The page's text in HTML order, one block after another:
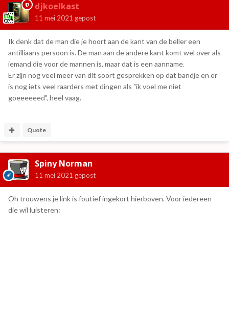
djkoelkast
11 mei 2021 gepost
Ik denk dat de man die je hoort aan de kant van de beller een
antilliaans persoon is. De man aan de andere kant komt wel over als
iemand die voor de mannen is, maar dat is een aanname.
Er zijn nog veel meer van dit soort gesprekken op dat bandje en er
is nog iets veel raarders met dingen als "ik voel me niet
goeeeeeed", heel vaag.
Quote
Spiny Norman
11 mei 2021 gepost
Oh trouwens je link is foutief ingekort hierboven. Voor iedereen
die wil luisteren: